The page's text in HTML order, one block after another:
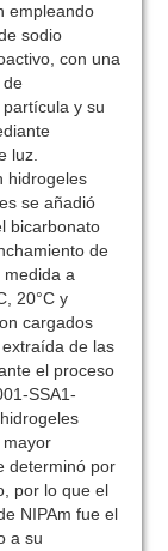
empleando
sodio
con una
de
y su
luz.
hidrogeles
se añadió
bicarbonato
de
medida a
20°C y
cargados
de las
el proceso
SSA1-
mayor
determinó por
por lo que el
NIPAm fue el
a su